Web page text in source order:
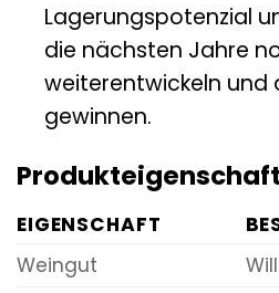
Lagerungspotenzial
die nächsten Jahre
weiterentwickeln und
gewinnen.
EIGENSCHAFT
Weingut